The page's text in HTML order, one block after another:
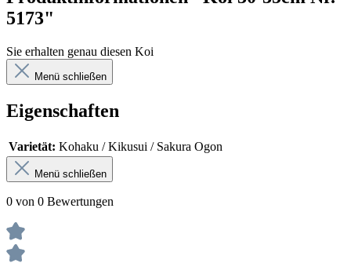
5173"
Sie erhalten genau diesen Koi
Menü schließen
Eigenschaften
Varietät: Kohaku / Kikusui / Sakura Ogon
Menü schließen
0 von 0 Bewertungen